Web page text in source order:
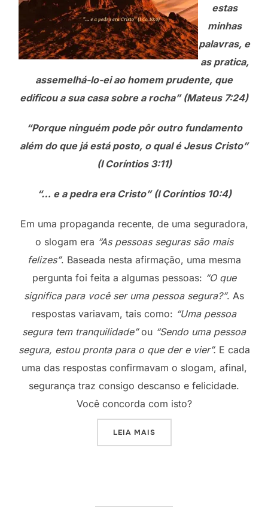
estas
minhas
palavras, e
as pratica,
assemelhá-lo-ei ao homem prudente, que
edificou a sua casa sobre a rocha” (Mateus 7:24)
“Porque ninguém pode pôr outro fundamento
além do que já está posto, o qual é Jesus Cristo”
(I Coríntios 3:11)
“… e a pedra era Cristo” (I Coríntios 10:4)
Em uma propaganda recente, de uma seguradora,
o slogam era “As pessoas seguras são mais
felizes”. Baseada nesta afirmação, uma mesma
pergunta foi feita a algumas pessoas: “O que
significa para você ser uma pessoa segura?”. As
respostas variavam, tais como: “Uma pessoa
segura tem tranquilidade”ou “Sendo uma pessoa
segura, estou pronta para o que der e vier”. E cada
uma das respostas confirmavam o slogam, afinal,
segurança traz consigo descanso e felicidade.
Você concorda com isto?
LEIA MAIS“FUNDAMENTO”